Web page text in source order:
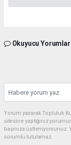
Okuyucu
Yorum yazarak Topluluk
sitesine yaptığınız
başınıza
sorumlu tutulamaz.